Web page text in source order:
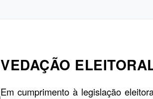
VEDAÇÃO
Em cumprimento à legislação